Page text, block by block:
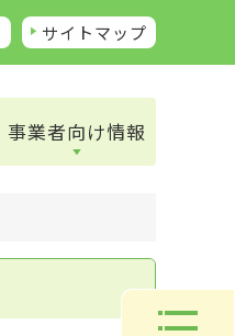
サイトマップ
事業者向け情報